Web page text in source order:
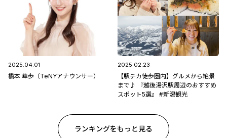
2025.04.01
橋本 華歩（TeNYアナウンサー）
2025.02.23
【駅チカ徒歩圏内】グルメから絶景
まで♪ 『越後湯沢駅周辺のおすすめ
スポット5選』 #新潟観光
ランキングをもっと見る